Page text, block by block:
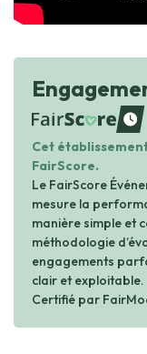
waiting
Cet
FairScore.
Le FairScore
mesure la
manière simple et
méthodologie
engagements
clair et exploitable.
Certifié par